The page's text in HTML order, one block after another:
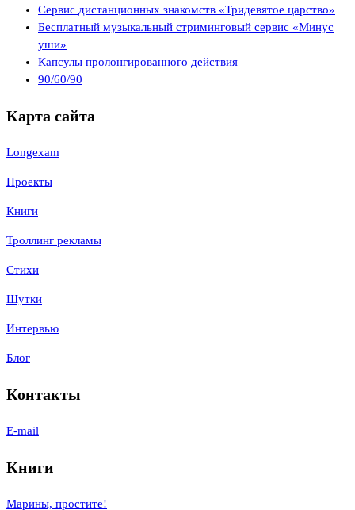
Сервис дистанционных знакомств «Тридевятое царство»
Бесплатный музыкальный стриминговый сервис «Минус
уши»
Капсулы пролонгированного действия
90/60/90
Карта сайта
Longexam
Проекты
Книги
Троллинг рекламы
Стихи
Шутки
Интервью
Блог
Контакты
E-mail
Книги
Марины, простите!